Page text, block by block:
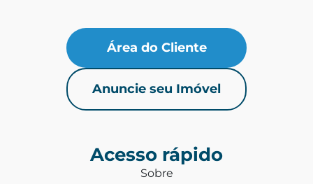
Área do Cliente
Anuncie seu Imóvel
Acesso rápido
Sobre